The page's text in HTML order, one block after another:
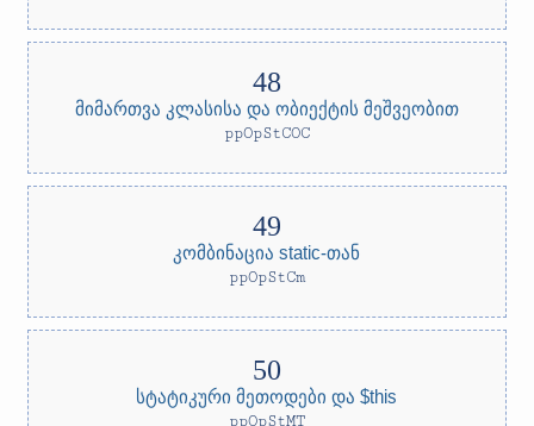
მიმართვა კლასისა და ობიექტის მეშვეობით
ppOpStCOC
კომბინაცია static-თან
ppOpStCm
სტატიკური მეთოდები და $this
ppOpStMT